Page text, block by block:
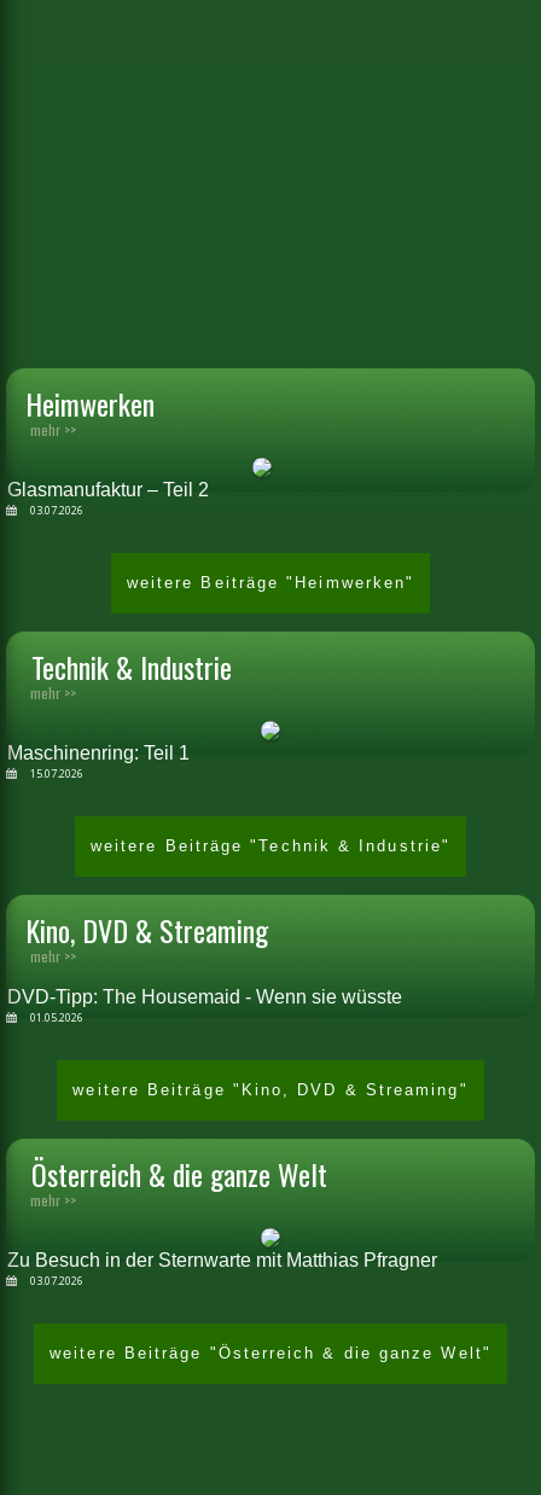
Heimwerken
mehr >>
Glasmanufaktur – Teil 2
03.07.2026
weitere Beiträge "Heimwerken"
Technik & Industrie
mehr >>
Maschinenring: Teil 1
15.07.2026
weitere Beiträge "Technik & Industrie"
Kino, DVD & Streaming
mehr >>
DVD-Tipp: The Housemaid - Wenn sie wüsste
01.05.2026
weitere Beiträge "Kino, DVD & Streaming"
Österreich & die ganze Welt
mehr >>
Zu Besuch in der Sternwarte mit Matthias Pfragner
03.07.2026
weitere Beiträge "Österreich & die ganze Welt"